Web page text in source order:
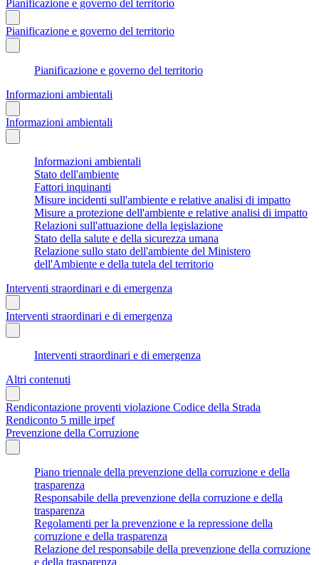
Pianificazione e governo del territorio
Pianificazione e governo del territorio
Pianificazione e governo del territorio
Informazioni ambientali
Informazioni ambientali
Informazioni ambientali
Stato dell'ambiente
Fattori inquinanti
Misure incidenti sull'ambiente e relative analisi di impatto
Misure a protezione dell'ambiente e relative analisi di impatto
Relazioni sull'attuazione della legislazione
Stato della salute e della sicurezza umana
Relazione sullo stato dell'ambiente del Ministero
dell'Ambiente e della tutela del territorio
Interventi straordinari e di emergenza
Interventi straordinari e di emergenza
Interventi straordinari e di emergenza
Altri contenuti
Rendicontazione proventi violazione Codice della Strada
Rendiconto 5 mille irpef
Prevenzione della Corruzione
Piano triennale della prevenzione della corruzione e della
trasparenza
Responsabile della prevenzione della corruzione e della
trasparenza
Regolamenti per la prevenzione e la repressione della
corruzione e della trasparenza
Relazione del responsabile della prevenzione della corruzione
e della trasparenza